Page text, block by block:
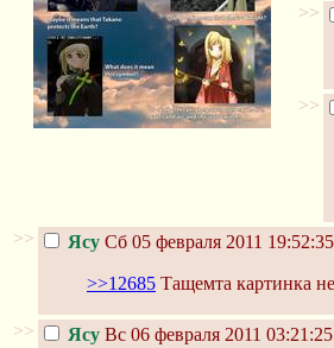
>>
>>
>> Ясу Сб 05 февраля 2011 19:52:35
>>12685 Тащемта картинка
>> Ясу Вс 06 февраля 2011 03:21:25